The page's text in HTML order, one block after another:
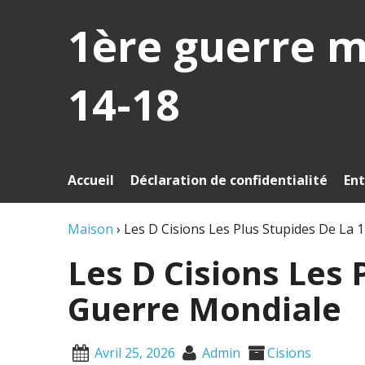
1ère guerre
14-18
Accueil Déclaration de confidentialité
Maison › Les D Cisions Les Plus Stupides De La
Les D Cisions Les
Guerre Mondiale
Avril 25, 2026 Admin Cisions